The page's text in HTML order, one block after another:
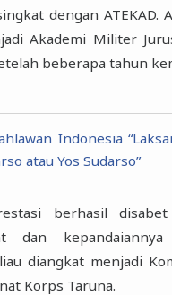
dengan ATEKAD.
Akademi Militer
beberapa tahun
Indonesia
atau Yos Sudarso”
berhasil
dan
diangkat menjadi
Korps Taruna.